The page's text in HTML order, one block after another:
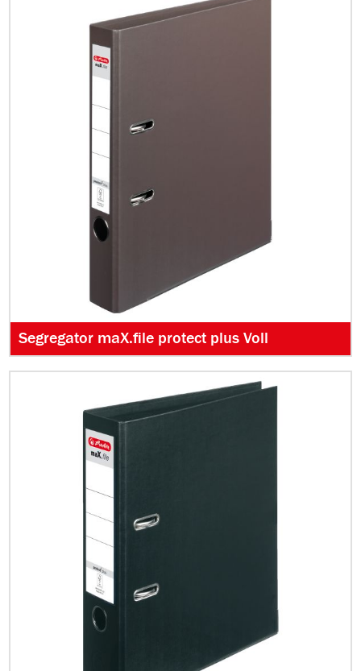
Segregator maX.file protect plus Voll